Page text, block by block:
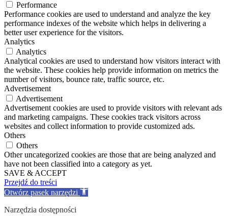
Performance
Performance cookies are used to understand and analyze the key
performance indexes of the website which helps in delivering a
better user experience for the visitors.
Analytics
Analytics
Analytical cookies are used to understand how visitors interact with
the website. These cookies help provide information on metrics the
number of visitors, bounce rate, traffic source, etc.
Advertisement
Advertisement
Advertisement cookies are used to provide visitors with relevant ads
and marketing campaigns. These cookies track visitors across
websites and collect information to provide customized ads.
Others
Others
Other uncategorized cookies are those that are being analyzed and
have not been classified into a category as yet.
SAVE & ACCEPT
Przejdź do treści
Otwórz pasek narzędzi
Narzędzia dostępności